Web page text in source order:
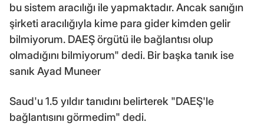
bu sistem aracılığı ile yapmaktadır. Ancak sanığın
şirketi aracılığıyla kime para gider kimden gelir
bilmiyorum. DAEŞ örgütü ile bağlantısı olup
olmadığını bilmiyorum" dedi. Bir başka tanık ise
sanık Ayad Muneer
Saud'u 1.5 yıldır tanıdını belirterek "DAEŞ'le
bağlantısını görmedim" dedi.